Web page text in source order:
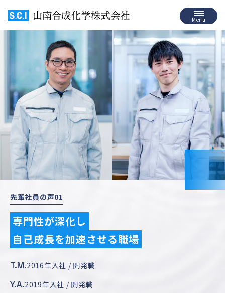
S.C.I 山南合成化学株式
Menu
先輩社員の声01
専門性が深化し
自己成長を加速させる職場
T.M.2016年入社 / 開発職
Y.A.2019年入社 / 開発職